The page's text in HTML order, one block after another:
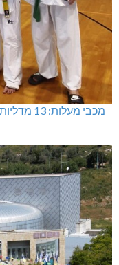
מכבי מעלות: 13 מדליות באליפות ישראל